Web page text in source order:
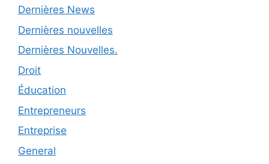
Dernières News
Dernières nouvelles
Dernières Nouvelles.
Droit
Éducation
Entrepreneurs
Entreprise
General